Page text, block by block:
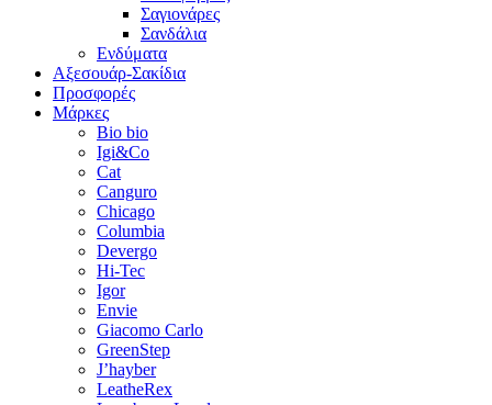
Σαγιονάρες
Σανδάλια
Ενδύματα
Αξεσουάρ-Σακίδια
Προσφορές
Μάρκες
Bio bio
Igi&Co
Cat
Canguro
Chicago
Columbia
Devergo
Hi-Tec
Igor
Envie
Giacomo Carlo
GreenStep
J’hayber
LeatheRex